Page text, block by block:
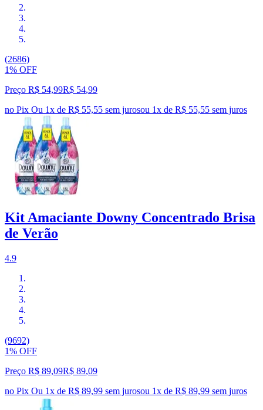
(2686)
1% OFF
Preço R$ 54,99R$ 54,99
no Pix Ou 1x de R$ 55,55 sem jurosou 1x de R$ 55,55 sem juros
Kit Amaciante Downy Concentrado Brisa
de Verão
4.9
(9692)
1% OFF
Preço R$ 89,09R$ 89,09
no Pix Ou 1x de R$ 89,99 sem jurosou 1x de R$ 89,99 sem juros